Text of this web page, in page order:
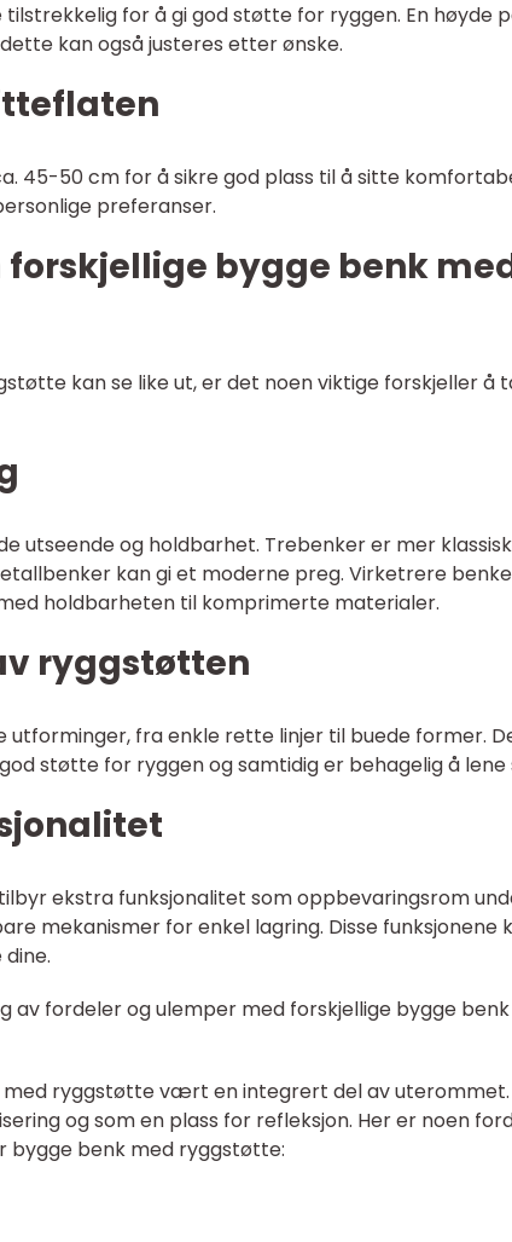
for å gi god støtte for ryggen. En høyde
kan også justeres etter ønske.
45-50 cm for å sikre god plass til å sitte
preferanser.
forskjellige bygge benk
kan se like ut, er det noen viktige forskjeller å
utseende og holdbarhet. Trebenker er mer
kan gi et moderne preg. Virketrere
holdbarheten til komprimerte materialer.
ryggstøtten
utforminger, fra enkle rette linjer til buede former.
støtte for ryggen og samtidig er behagelig å lene
ekstra funksjonalitet som oppbevaringsrom
mekanismer for enkel lagring. Disse
av fordeler og ulemper med forskjellige bygge
med ryggstøtte vært en integrert del av uterommet.
og som en plass for refleksjon. Her er noen
bygge benk med ryggstøtte: